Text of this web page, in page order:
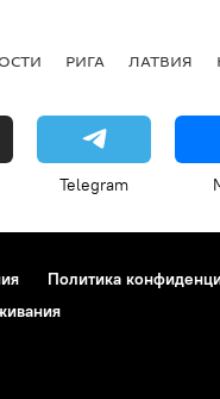
РИГА ЛАТВИЯ
Telegram
Политика